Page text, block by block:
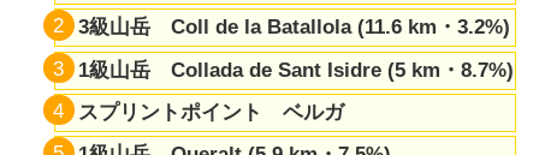
3級山岳 Coll de la Batallola (11.6 km・3.2%)
1級山岳 Collada de Sant Isidre (5 km・8.7%)
スプリントポイント ベルガ